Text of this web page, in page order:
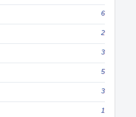
6
2
3
5
3
1